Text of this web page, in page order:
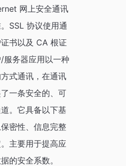
网上安全通讯
SSL 协议使用通
书以及 CA 根证
服务器应用以一种
式通讯，在通讯
一条安全的、可
。它具备以下基
密性、信息完整
主要用于提高应
的安全系数。